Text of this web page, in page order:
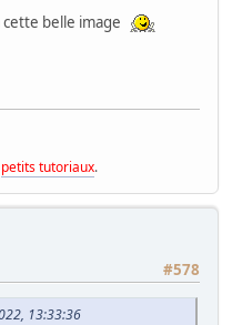
belle image
petits tutoriaux.
#578
13:33:36